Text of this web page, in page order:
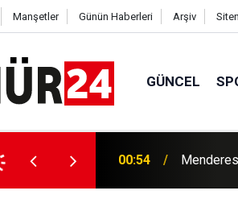
Manşetler Günün Haberleri Arşiv
GÜNCEL
00:42